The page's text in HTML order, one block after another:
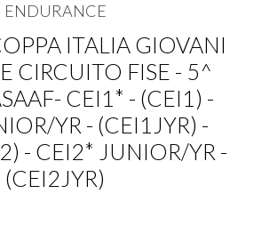
ITALIA GIOVANI
CIRCUITO FISE - 5^
CEI1* - (CEI1) -
YR - (CEI1JYR) -
- CEI2* JUNIOR/YR -
(CEI2JYR)
ENDURANCE